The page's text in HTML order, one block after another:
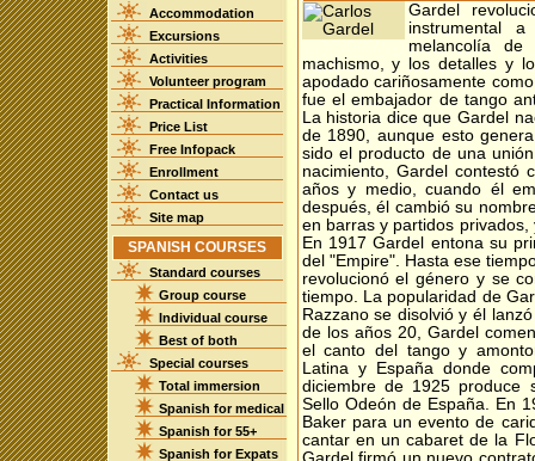
Accommodation
Excursions
Activities
Volunteer program
Practical Information
Price List
Free Infopack
Enrollment
Contact us
Site map
SPANISH COURSES
Standard courses
Group course
Individual course
Best of both
Special courses
Total immersion
Spanish for medical
Spanish for 55+
Spanish for Expats
Gardel
instrumental
melancolía de
machismo, y los detalles y
apodado cariñosamente
fue el embajador de tango
La historia dice que Gardel
de 1890, aunque esto
sido el producto de una
nacimiento, Gardel
años y medio, cuando él
después, él cambió su
en barras y partidos
En 1917 Gardel entona su
del "Empire". Hasta ese
revolucionó el género y se
tiempo. La popularidad de
Razzano se disolvió y él
de los años 20, Gardel
el canto del tango y
Latina y España donde
diciembre de 1925 produce
Sello Odeón de España. En
Baker para un evento de
cantar en un cabaret de la